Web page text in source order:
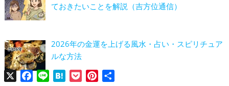
ておきたいことを解説（吉方位通信）
2026年の金運を上げる風水・占い・スピリチュア
ルな方法
X
Facebook
Line HatenaPocketPinterest